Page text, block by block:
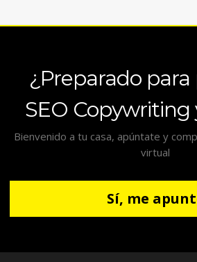
¿Preparado
SEO Copywriting
Bienvenido a tu casa, apúntate y
virtual
Sí, me